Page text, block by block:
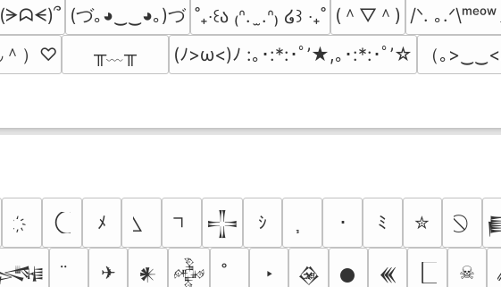
(ᗒᗣᗕ)՞ (づ｡◕‿‿◕｡)づ ˚₊‧꒰ა ₍ᐢ.  ̫.ᐢ₎ ໒꒱ ‧₊˚ (＾▽＾) /ᐠ. ｡
＾）♡ ╥﹏╥ (ﾉ>ω<)ﾉ :｡･:*:･ﾟ’★,｡･:*:･ﾟ’☆ （｡>‿‿<
ﾒ 𒋲 ｼ ･ ﾐ ✮
✈ 𒀭 𒅒 ‣ 𒊲 𒊹 𒌍 ☠